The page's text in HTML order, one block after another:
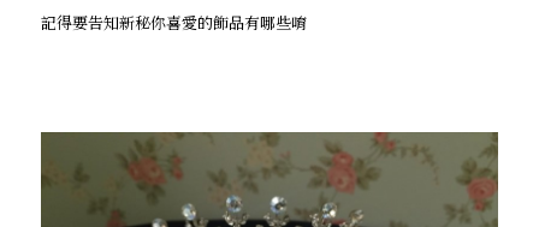
記得要告知新秘你喜愛的飾品有哪些唷